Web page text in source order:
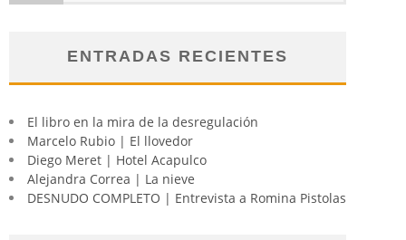
ENTRADAS RECIENTES
El libro en la mira de la desregulación
Marcelo Rubio | El llovedor
Diego Meret | Hotel Acapulco
Alejandra Correa | La nieve
DESNUDO COMPLETO | Entrevista a Romina Pistolas